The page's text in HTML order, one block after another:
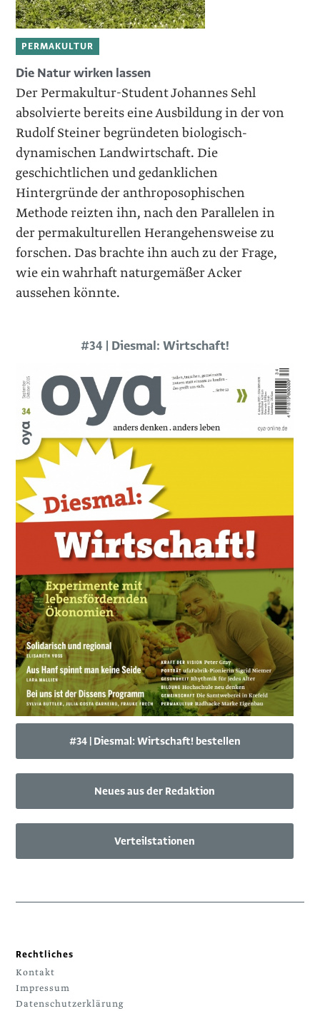
PERMAKULTUR
Die Natur wirken lassen
Der Permakultur-Student Johannes Sehl
absolvierte bereits eine Ausbildung in der von
Rudolf Steiner begründeten biologisch-
dynamischen Landwirtschaft. Die
geschichtlichen und gedank­lichen
Hintergründe der anthroposophischen
Methode reizten ihn, nach den Parallelen in
der permakulturellen Herangehensweise zu
forschen. Das brachte ihn auch zu der Frage,
wie ein wahrhaft naturgemäßer Acker
aussehen könnte.
#34 | Diesmal: Wirtschaft!
#34 | Diesmal: Wirtschaft! bestellen
Neues aus der Redaktion
Verteilstationen
Rechtliches
Kontakt
Impressum
Datenschutzerklärung